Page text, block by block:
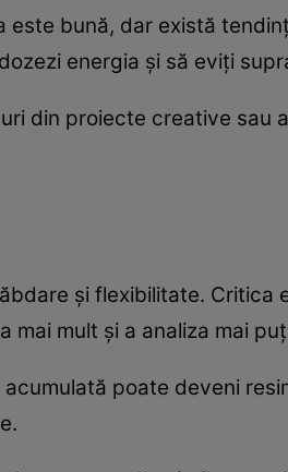
este bună, dar există
energia și să eviți
din proiecte creative sau
și flexibilitate.
mai mult și a analiza mai
poate deveni